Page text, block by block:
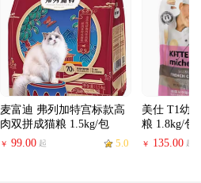
麦富迪 弗列加特宫标款高
肉双拼成猫粮 1.5kg/包
￥ 99.00 起 5.0
美仕 T1幼
粮 1.8kg/包
￥ 135.00 起